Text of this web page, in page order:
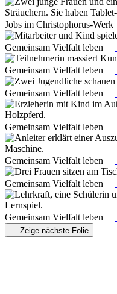
Jobs im Christophorus-Werk
Gemeinsam Vielfalt leben
Gemeinsam Vielfalt leben
Gemeinsam Vielfalt leben
Gemeinsam Vielfalt leben
Gemeinsam Vielfalt leben
Gemeinsam Vielfalt leben
Gemeinsam Vielfalt leben
Zeige nächste Folie